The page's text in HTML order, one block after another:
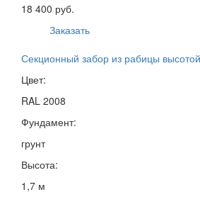
18 400 руб.
Заказать
Секционный забор из рабицы
Цвет:
RAL 2008
Фундамент:
грунт
Высота:
1,7 м